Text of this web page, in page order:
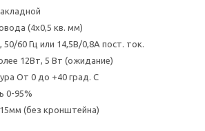
(4х0,5 кв. мм)
60 Гц или 14,5В/0,8А пост. ток.
12Вт, 5 Вт (ожидание)
От 0 до +40 град. С
0-95%
(без кронштейна)